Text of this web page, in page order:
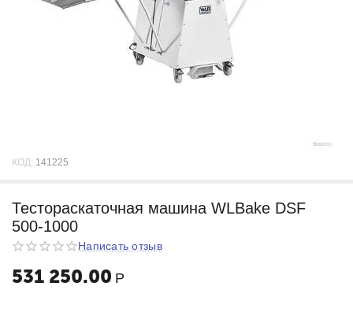
КОД: 141225
Тестораскаточная машина WLBake DSF
500-1000
Написать отзыв
531 250.00 Р